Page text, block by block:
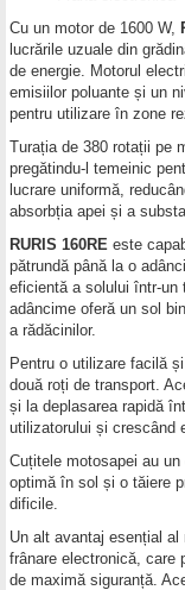
Cu un motor de 1600 W,
lucrările uzuale din
de energie. Motorul
emisiilor poluante și un
pentru utilizare în zone
Turația de 380 rotații pe
pregătindu-l temeinic
lucrare uniformă,
absorbția apei și a
RURIS 160RE este
pătrundă până la o
eficientă a solului într-un
adâncime oferă un sol
a rădăcinilor.
Pentru o utilizare facilă
două roți de transport.
și la deplasarea rapidă
utilizatorului și crescând
Cuțitele motosapei au
optimă în sol și o tăiere
dificile.
Un alt avantaj esențial al
frânare electronică, care
de maximă siguranță.